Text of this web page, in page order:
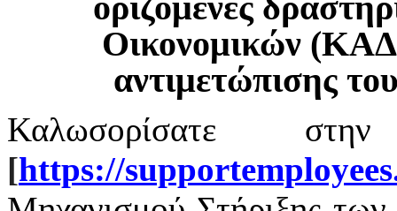
Οικονομικών
αντιμετώπισης
Καλωσορίσατε
[https://supportemployees